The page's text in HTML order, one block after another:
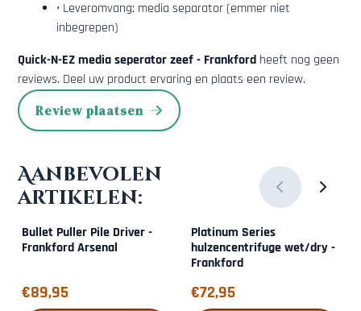
• Leveromvang: media separator (emmer niet
inbegrepen)
Quick-N-EZ media seperator zeef - Frankford heeft nog geen
reviews. Deel uw product ervaring en plaats een review.
Review plaatsen
Aanbevolen
artikelen:
Bullet Puller Pile Driver -
Frankford Arsenal
Prijs: 89,95
€89,95
Platinum Series
hulzencentrifuge wet/dry -
Frankford
Prijs: 72,95
€72,95